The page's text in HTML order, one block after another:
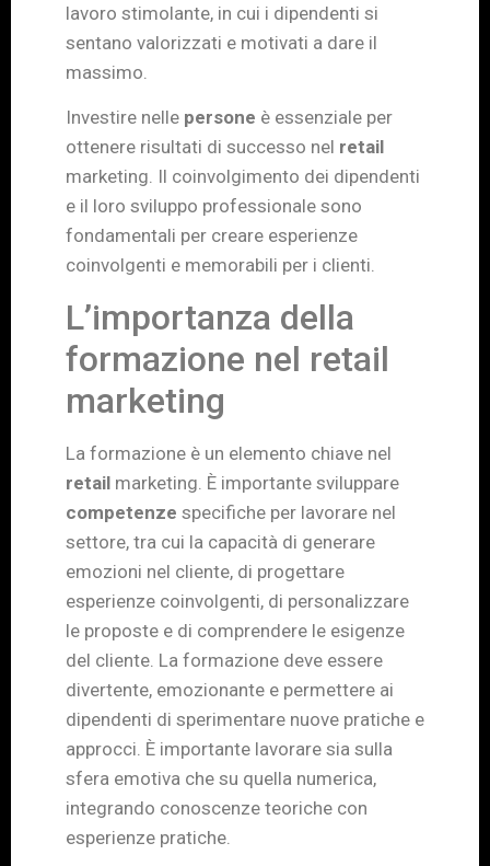
lavoro stimolante, in cui i dipendenti si
sentano valorizzati e motivati a dare il
massimo.
Investire nelle persone è essenziale per
ottenere risultati di successo nel retail
marketing. Il coinvolgimento dei dipendenti
e il loro sviluppo professionale sono
fondamentali per creare esperienze
coinvolgenti e memorabili per i clienti.
L’importanza della
formazione nel retail
marketing
La formazione è un elemento chiave nel
retail marketing. È importante sviluppare
competenze specifiche per lavorare nel
settore, tra cui la capacità di generare
emozioni nel cliente, di progettare
esperienze coinvolgenti, di personalizzare
le proposte e di comprendere le esigenze
del cliente. La formazione deve essere
divertente, emozionante e permettere ai
dipendenti di sperimentare nuove pratiche e
approcci. È importante lavorare sia sulla
sfera emotiva che su quella numerica,
integrando conoscenze teoriche con
esperienze pratiche.